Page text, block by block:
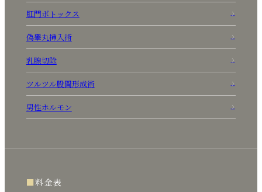
肛門ボトックス
偽睾丸挿入術
乳腺切除
ツルツル股間形成術
男性ホルモン
料金表